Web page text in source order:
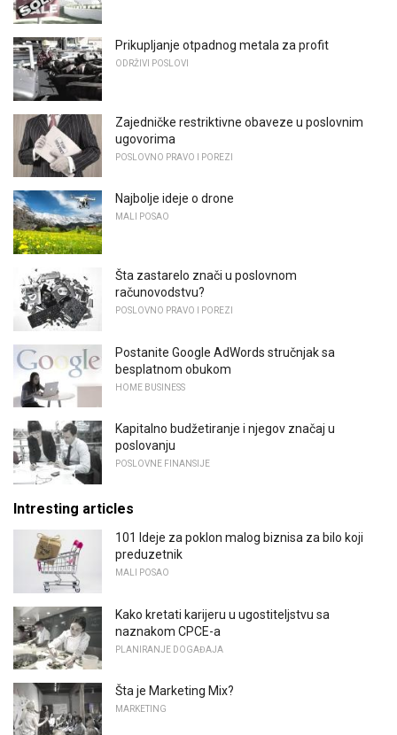
Prikupljanje otpadnog metala za profit
ODRŽIVI POSLOVI
Zajedničke restriktivne obaveze u poslovnim
ugovorima
POSLOVNO PRAVO I POREZI
Najbolje ideje o drone
MALI POSAO
Šta zastarelo znači u poslovnom
računovodstvu?
POSLOVNO PRAVO I POREZI
Postanite Google AdWords stručnjak sa
besplatnom obukom
HOME BUSINESS
Kapitalno budžetiranje i njegov značaj u
poslovanju
POSLOVNE FINANSIJE
Intresting articles
101 Ideje za poklon malog biznisa za bilo koji
preduzetnik
MALI POSAO
Kako kretati karijeru u ugostiteljstvu sa
naznakom CPCE-a
PLANIRANJE DOGAĐAJA
Šta je Marketing Mix?
MARKETING